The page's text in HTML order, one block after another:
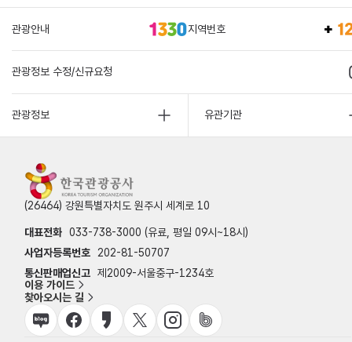
관광안내 지역번호
관광정보 수정/신규요청
관광정보 유관기관
(26464) 강원특별자치도 원주시 세계로 10
대표전화 033-738-3000 (유료, 평일 09시~18시)
사업자등록번호
202-81-50707
통신판매업신고 제2009-서울중구-1234호
이용 가이드
찾아오시는 길